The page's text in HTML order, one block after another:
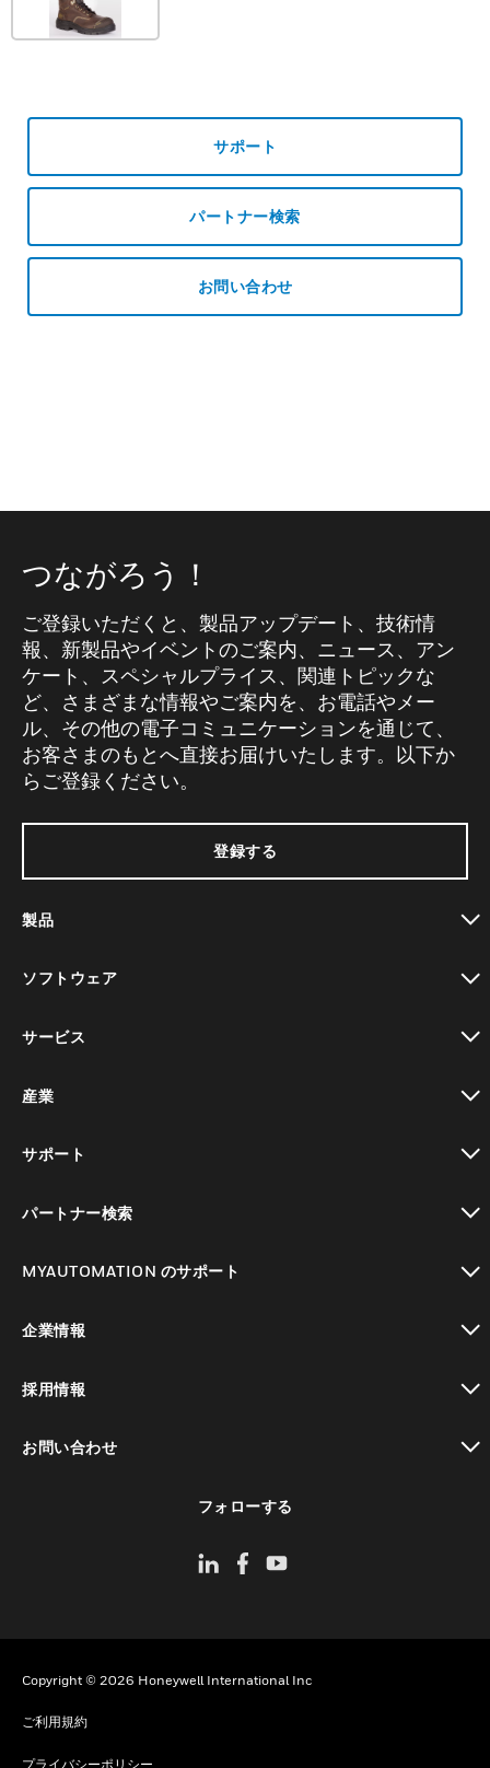
サポート
パートナー検索
お問い合わせ
つながろう！
ご登録いただくと、製品アップデート、技術情
報、新製品やイベントのご案内、ニュース、アン
ケート、スペシャルプライス、関連トピックな
ど、さまざまな情報やご案内を、お電話やメー
ル、その他の電子コミュニケーションを通じて、
お客さまのもとへ直接お届けいたします。以下か
らご登録ください。
登録する
製品
ソフトウェア
サービス
産業
サポート
パートナー検索
MYAUTOMATION のサポート
企業情報
採用情報
お問い合わせ
フォローする
Copyright © 2026 Honeywell International Inc
ご利用規約
プライバシーポリシー